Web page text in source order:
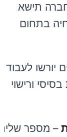
תישא
בתחום
יורשו לעבוד
ורישוי
– מספר